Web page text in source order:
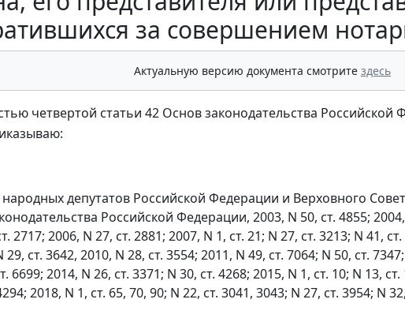
за совершением
Актуальную версию документа смотрите здесь
четвертой статьи 42 Основ законодательства
депутатов Российской Федерации и Верховного
Российской Федерации, 2003, N 50, ст. 4855;
2717; 2006, N 27, ст. 2881; 2007, N 1, ст. 21; N 27, ст. 3213; N 41,
29, ст. 3642, 2010, N 28, ст. 3554; 2011, N 49, ст. 7064; N 50, ст.
6699; 2014, N 26, ст. 3371; N 30, ст. 4268; 2015, N 1, ст. 10; N 13,
2018, N 1, ст. 65, 70, 90; N 22, ст. 3041, 3043; N 27, ст. 3954; N